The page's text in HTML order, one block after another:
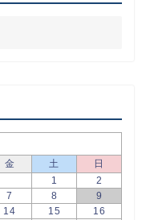
金 土
日
1
2
7 8
9
14 15
16